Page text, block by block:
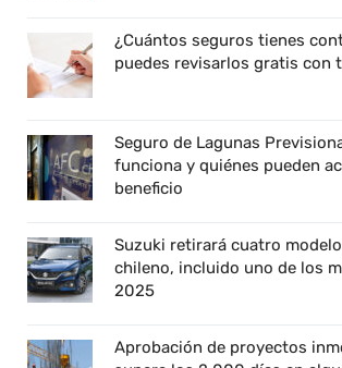
¿Cuántos seguros tienes
puedes revisarlos gratis con
Seguro de Lagunas
funciona y quiénes pueden
beneficio
Suzuki retirará cuatro
chileno, incluido uno de los
2025
Aprobación de proyectos